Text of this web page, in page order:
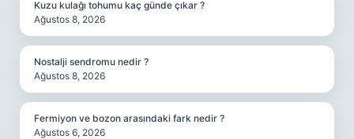
Kuzu kulağı tohumu kaç günde çıkar ?
Ağustos 8, 2026
Nostalji sendromu nedir ?
Ağustos 8, 2026
Fermiyon ve bozon arasındaki fark nedir ?
Ağustos 6, 2026